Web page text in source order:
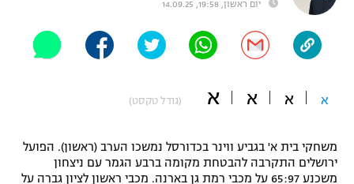
"מעל הליגה" – פודקאסט
"מחצית בשכונה" – פודקאסט
תקנון משתתפים וזוכים בפרסים
טניס
בני יהודה
היאבקות WWE
כדורמים
יום ראשון, 19:58, 14.09.25
א א א א (גודל טקסט)
משחקי בית א' בגביע ווינר בכדורסל נמשכו הערב (ראשון). הפועל
ירושלים התקרבה להבטחת מקומה ברבע הגמר עם ניצחון
משכנע 65:97 על מכבי רמת גן בארנה. מכבי ראשון לציון גברה על